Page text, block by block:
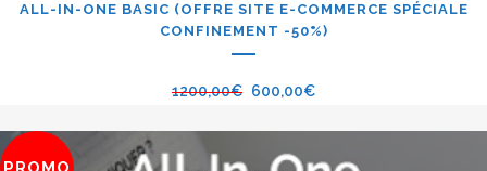
ALL-IN-ONE BASIC (OFFRE SITE E-COMMERCE SPÉCIALE
CONFINEMENT -50%)
1200,00€ 600,00€